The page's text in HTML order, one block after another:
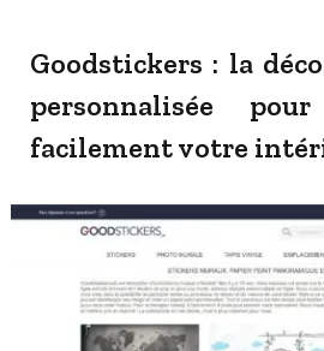
Goodstickers : la
personnalisée
facilement votre